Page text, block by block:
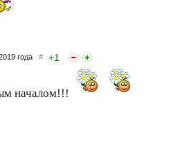
года # +1
началом!!!